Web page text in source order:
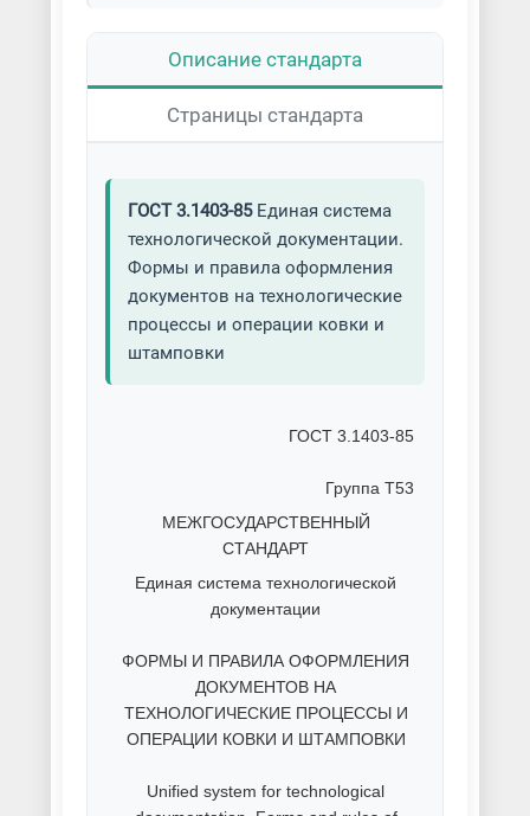
Описание стандарта
Страницы стандарта
ГОСТ 3.1403-85Единая система
технологической документации.
Формы и правила оформления
документов на технологические
процессы и операции ковки и
штамповки